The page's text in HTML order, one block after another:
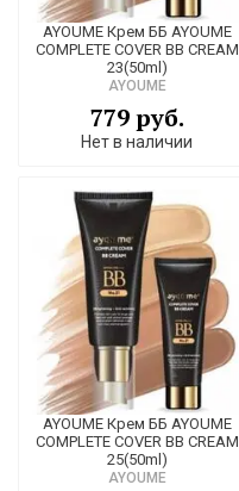
AYOUME Крем ББ AYOUME
COMPLETE COVER BB CREAM
23(50ml)
AYOUME
779 руб.
Нет в наличии
AYOUME Крем ББ AYOUME
COMPLETE COVER BB CREAM
25(50ml)
AYOUME